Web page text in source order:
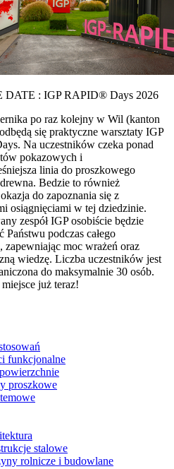
DATE : IGP RAPID® Days 2026
po raz kolejny w Wil (kanton
się praktyczne warsztaty IGP
Na uczestników czeka ponad
pokazowych i
linia do proszkowego
Bedzie to również
do zapoznania się z
osiągnięciami w tej dziedzinie.
zespół IGP osobiście będzie
Państwu podczas całego
zapewniając moc wrażeń oraz
wiedzę. Liczba uczestników jest
do maksymalnie 30 osób.
już teraz!
funkcjonalne
proszkowe
stalowe
rolnicze i budowlane